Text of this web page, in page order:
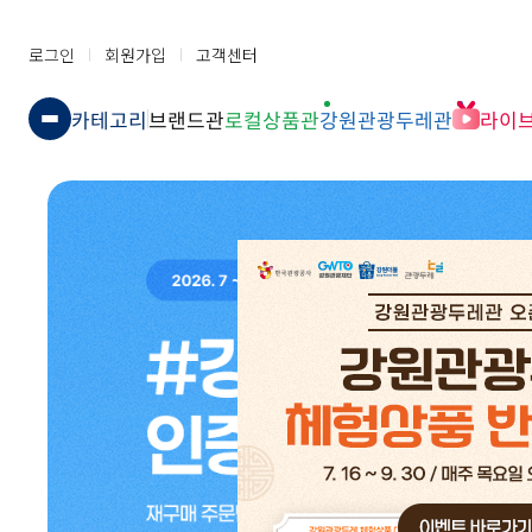
로그인 회원가입 고객센터
카테고리브랜드관로컬상품관강원관광두레관 라이